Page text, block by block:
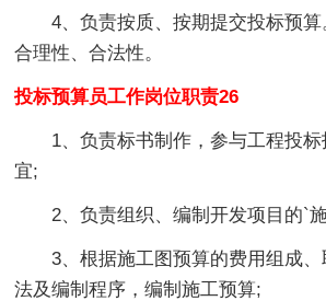
4、负责按质、按期提交投标预算
合理性、合法性。
投标预算员工作岗位职责26
1、负责标书制作，参与工程投标
宜;
2、负责组织、编制开发项目的`
3、根据施工图预算的费用组成、
法及编制程序，编制施工预算;